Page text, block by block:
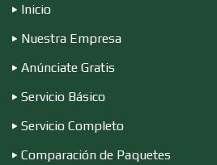
Elevadores y Ascensores
Empaques y Embalajes
Inicio
Nuestra Empresa
Anúnciate Gratis
Servicio Básico
Servicio Completo
Comparación de Paquetes